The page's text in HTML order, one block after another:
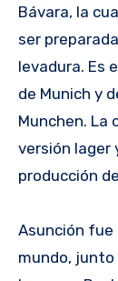
Bávara, la
ser
levadura. Es
de Munich y
Munchen. La
versión lager
producción
Asunción fue
mundo, junto